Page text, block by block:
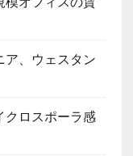
ア、ウェスタン
クロスポーラ感